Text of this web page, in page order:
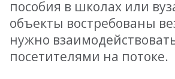
пособия в школах или
объекты востребованы
нужно
посетителями на потоке.